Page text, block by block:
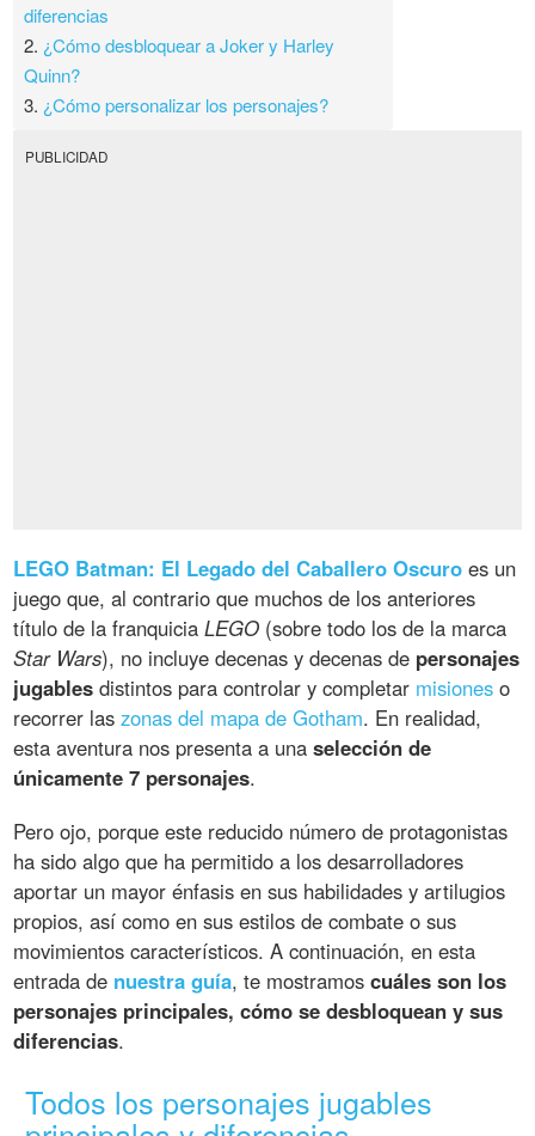
diferencias
2. ¿Cómo desbloquear a Joker y Harley
Quinn?
3. ¿Cómo personalizar los personajes?
PUBLICIDAD
LEGO Batman: El Legado del Caballero Oscuro es un
juego que, al contrario que muchos de los anteriores
título de la franquiciaLEGO (sobre todo los de la marca
Star Wars), no incluye decenas y decenas de personajes
jugables distintos para controlar y completar misiones o
recorrer laszonas del mapa de Gotham. En realidad,
esta aventura nos presenta a unaselección de
únicamente 7 personajes.
Pero ojo, porque este reducido número de protagonistas
ha sido algo que ha permitido a los desarrolladores
aportar un mayor énfasis en sus habilidades y artilugios
propios, así como en sus estilos de combate o sus
movimientos característicos. A continuación, en esta
entrada de nuestra guía, te mostramoscuáles son los
personajes principales, cómo se desbloquean y sus
diferencias.
Todos los personajes jugables